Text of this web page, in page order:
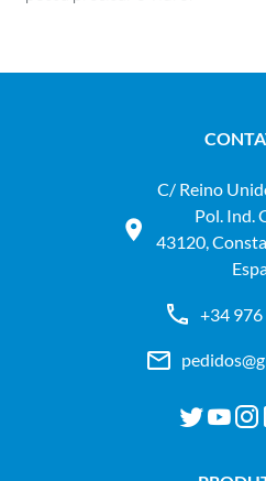
C/ Reino
Pol. Ind.
43120,
+34